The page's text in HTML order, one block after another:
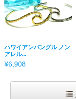
ハワイアンバングル ノン
アレル...
¥6,908